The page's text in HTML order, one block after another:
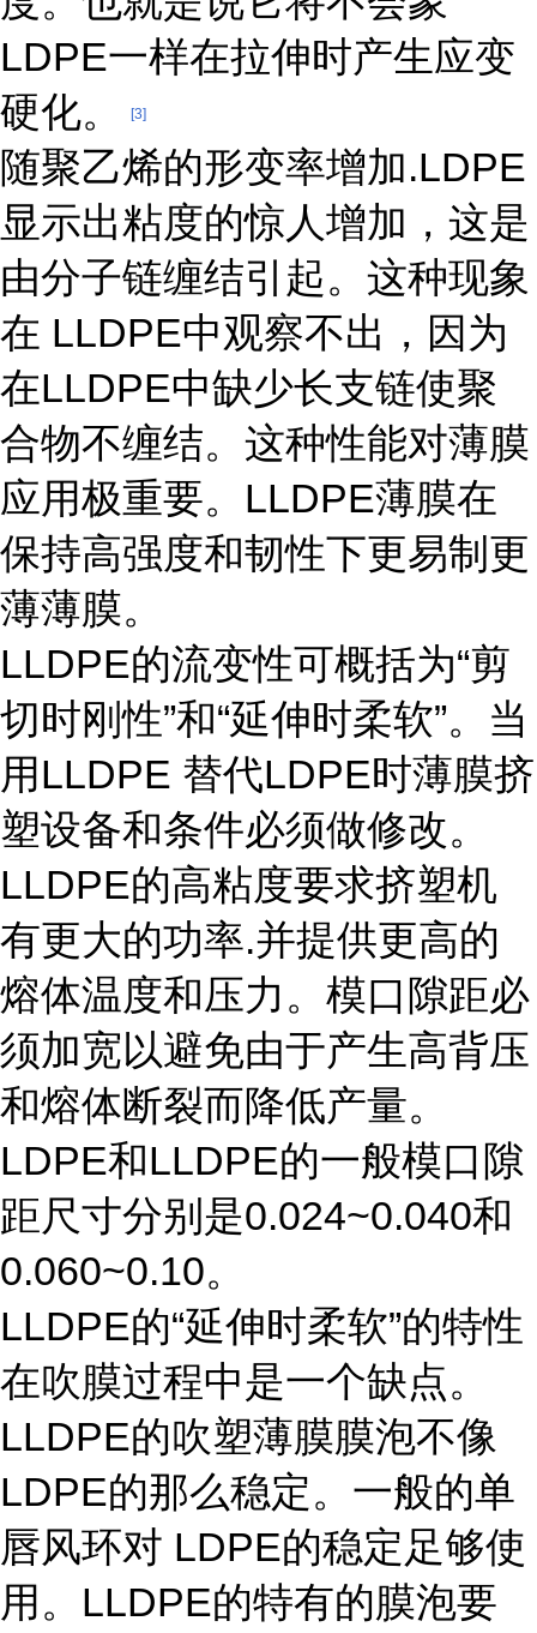
LDPE一样在拉伸时产生应变
硬化。
[3]
随聚乙烯的形变率增加.LDPE
显示出粘度的惊人增加，这是
由分子链缠结引起。这种现象
在 LLDPE中观察不出，因为
在LLDPE中缺少长支链使聚
合物不缠结。这种性能对薄膜
应用极重要。LLDPE薄膜在
保持高强度和韧性下更易制更
薄薄膜。
LLDPE的流变性可概括为“剪
切时刚性”和“延伸时柔软”。当
用LLDPE 替代LDPE时薄膜挤
塑设备和条件必须做修改。
LLDPE的高粘度要求挤塑机
有更大的功率.并提供更高的
熔体温度和压力。模口隙距必
须加宽以避免由于产生高背压
和熔体断裂而降低产量。
LDPE和LLDPE的一般模口隙
距尺寸分别是0.024~0.040和
0.060~0.10。
LLDPE的“延伸时柔软”的特性
在吹膜过程中是一个缺点。
LLDPE的吹塑薄膜膜泡不像
LDPE的那么稳定。一般的单
唇风环对 LDPE的稳定足够使
用。LLDPE的特有的膜泡要